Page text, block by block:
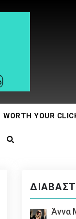
WORTH YOUR
Άννα